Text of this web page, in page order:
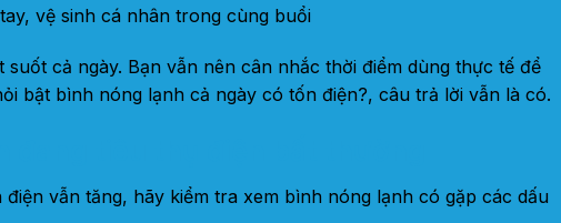
vệ sinh cá nhân trong cùng buổi
cả ngày. Bạn vẫn nên cân nhắc thời điểm dùng thực tế để
bật bình nóng lạnh cả ngày có tốn điện?, câu trả lời vẫn là có.
vẫn tăng, hãy kiểm tra xem bình nóng lạnh có gặp các dấu